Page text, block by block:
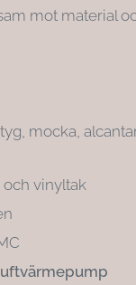
mot material
mocka,
vinyltak